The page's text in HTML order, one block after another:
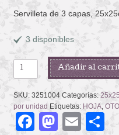
Servilleta de 3 capas,
3 disponibles
WOODLAND
cantidad
Añadir al
SKU: 3251004 Categorías: 25x25
por unidad Etiquetas: HOJA,
Facebook
Email